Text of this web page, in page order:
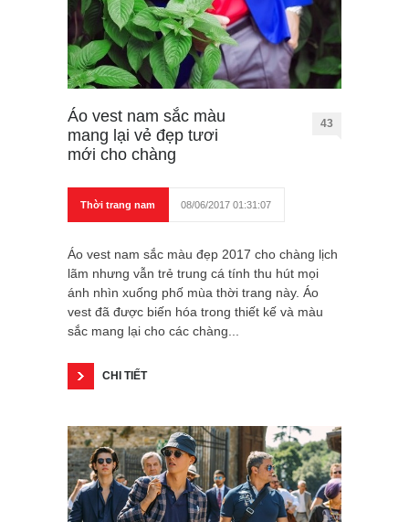
Áo vest nam sắc màu
mang lại vẻ đẹp tươi
mới cho chàng
43
Thời trang nam 08/06/2017 01:31:07
Áo vest nam sắc màu đẹp 2017 cho chàng lịch
lãm nhưng vẫn trẻ trung cá tính thu hút mọi
ánh nhìn xuống phố mùa thời trang này. Áo
vest đã được biến hóa trong thiết kế và màu
sắc mang lại cho các chàng...
CHI TIẾT